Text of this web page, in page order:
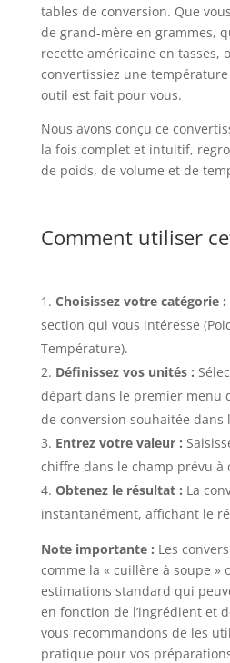
tables de conversion. Que
de grand-mère en grammes,
recette américaine en tasses,
convertissiez une
outil est fait pour vous.
Nous avons conçu ce
la fois complet et intuitif,
de poids, de volume et de
Comment utiliser
Choisissez votre catégorie :
section qui vous intéresse
Température).
Définissez vos unités :
départ dans le premier menu
de conversion souhaitée dans
Entrez votre valeur :
chiffre dans le champ prévu à
Obtenez le résultat : La
instantanément, affichant le
Note importante : Les
comme la « cuillère à soupe »
estimations standard qui
en fonction de l’ingrédient et
vous recommandons de les
pratique pour vos